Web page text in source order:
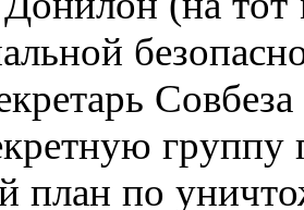
группу
план по